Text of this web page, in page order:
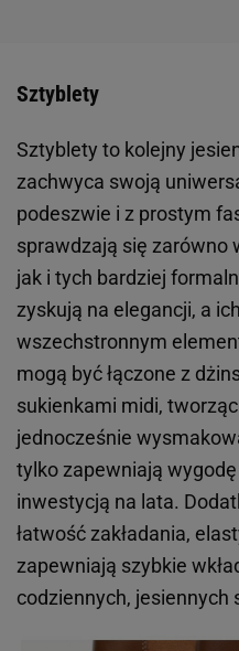
Sztyblety
Sztyblety to kolejny
zachwyca swoją
podeszwie i z prostym
sprawdzają się zarówno
jak i tych bardziej
zyskują na elegancji, a
wszechstronnym
mogą być łączone z
sukienkami midi,
jednocześnie
tylko zapewniają
inwestycją na lata.
łatwość zakładania,
zapewniają szybkie
codziennych, jesiennych